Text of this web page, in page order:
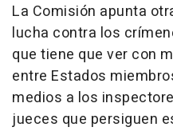
La Comisión apunta
lucha contra los
que tiene que ver con
entre Estados
medios a los
jueces que persiguen